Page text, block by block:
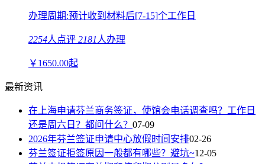
办理周期:预计收到材料后[7-15]个工作日
2254人点评 2181 人办理
￥ 1650.00起
最新资讯
在上海申请芬兰商务签证，使馆会电话调查吗？工作日
还是周六日？都问什么？ 07-09
2026年芬兰签证申请中心放假时间安排02-26
芬兰签证拒签原因一般都有哪些？避坑~12-05